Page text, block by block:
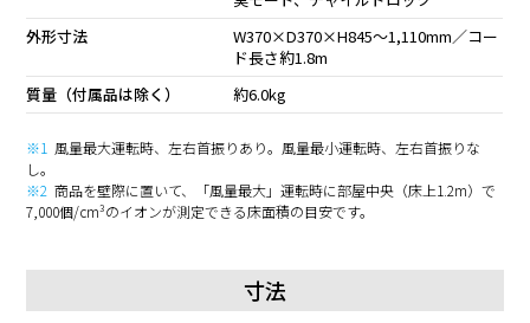
外形寸法
W370×D370×H845〜1,110mm／コー
ド長さ約1.8m
質量（付属品は除く）
約6.0kg
※1 風量最大運転時、左右首振りあり。風量最小運転時、左右首振りな
し。
※2 商品を壁際に置いて、「風量最大」運転時に部屋中央（床上1.2m）で
7,000個/cm³のイオンが測定できる床面積の目安です。
寸法